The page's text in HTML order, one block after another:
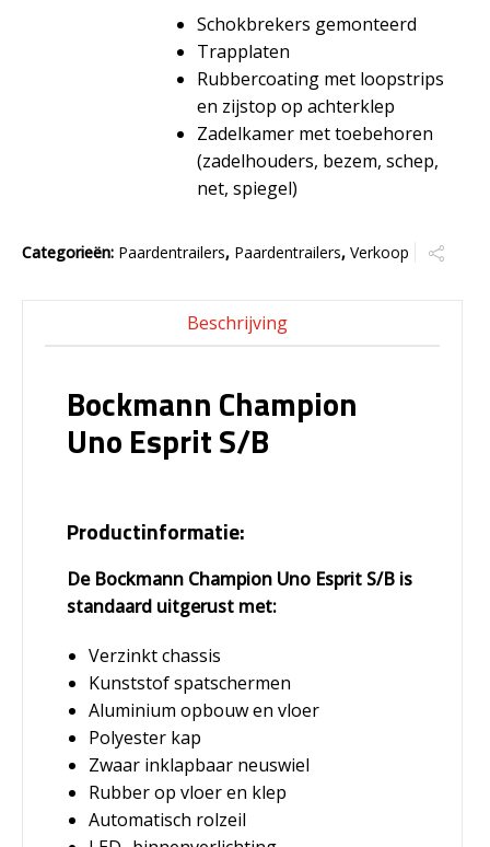
Schokbrekers gemonteerd
Trapplaten
Rubbercoating met loopstrips
en zijstop op achterklep
Zadelkamer met toebehoren
(zadelhouders, bezem, schep,
net, spiegel)
Categorieën: Paardentrailers, Paardentrailers, Verkoop
Beschrijving
Bockmann Champion
Uno Esprit S/B
Productinformatie:
De Bockmann Champion Uno Esprit S/B is
standaard uitgerust met:
Verzinkt chassis
Kunststof spatschermen
Aluminium opbouw en vloer
Polyester kap
Zwaar inklapbaar neuswiel
Rubber op vloer en klep
Automatisch rolzeil